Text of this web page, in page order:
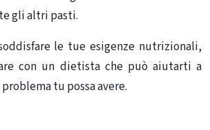
gli altri pasti.
le tue esigenze nutrizionali,
con un dietista che può aiutarti a
tu possa avere.